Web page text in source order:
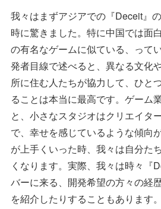
我々はまずアジアでの『Deceit』
時に驚きました。特に中国では面
の有名なゲームに似ている、って
発者目線で述べると、異なる文化
所に住む人たちが協力して、ひと
ることは本当に最高です。ゲーム
と、小さなスタジオはクリエイタ
で、幸せを感じているような傾向
が上手くいった時、我々は自分た
くなります。実際、我々は時々『
バーに来る、開発希望の方々の経
を紹介したりすることもあります。